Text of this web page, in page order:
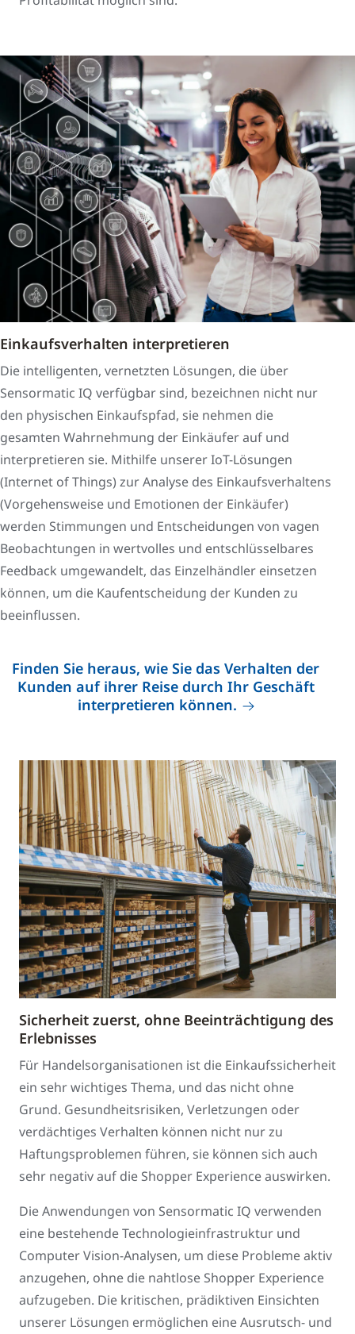
Einkaufsverhalten interpretieren
Die intelligenten, vernetzten Lösungen, die über
Sensormatic IQ verfügbar sind, bezeichnen nicht nur
den physischen Einkaufspfad, sie nehmen die
gesamten Wahrnehmung der Einkäufer auf und
interpretieren sie. Mithilfe unserer IoT-Lösungen
(Internet of Things) zur Analyse des Einkaufsverhaltens
(Vorgehensweise und Emotionen der Einkäufer)
werden Stimmungen und Entscheidungen von vagen
Beobachtungen in wertvolles und entschlüsselbares
Feedback umgewandelt, das Einzelhändler einsetzen
können, um die Kaufentscheidung der Kunden zu
beeinflussen.
Finden Sie heraus, wie Sie das Verhalten der
Kunden auf ihrer Reise durch Ihr Geschäft
interpretieren können.
Sicherheit zuerst, ohne Beeinträchtigung des
Erlebnisses
Für Handelsorganisationen ist die Einkaufssicherheit
ein sehr wichtiges Thema, und das nicht ohne
Grund. Gesundheitsrisiken, Verletzungen oder
verdächtiges Verhalten können nicht nur zu
Haftungsproblemen führen, sie können sich auch
sehr negativ auf die Shopper Experience auswirken.
Die Anwendungen von Sensormatic IQ verwenden
eine bestehende Technologieinfrastruktur und
Computer Vision-Analysen, um diese Probleme aktiv
anzugehen, ohne die nahtlose Shopper Experience
aufzugeben. Die kritischen, prädiktiven Einsichten
unserer Lösungen ermöglichen eine Ausrutsch- und